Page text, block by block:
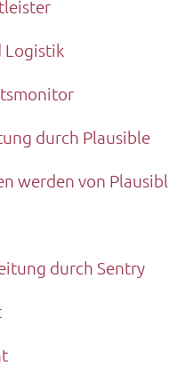
Logistik
durch Plausible
werden von
durch Sentry